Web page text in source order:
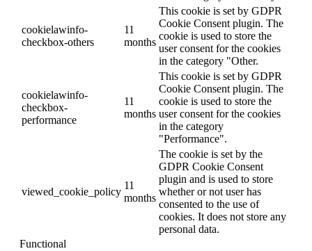
cookielawinfo-
checkbox-others
11
months
This cookie is set by GDPR
Cookie Consent plugin. The
cookie is used to store the
user consent for the cookies
in the category "Other.
cookielawinfo-
checkbox-
performance
11
months
This cookie is set by GDPR
Cookie Consent plugin. The
cookie is used to store the
user consent for the cookies
in the category
"Performance".
viewed_cookie_policy
11
months
The cookie is set by the
GDPR Cookie Consent
plugin and is used to store
whether or not user has
consented to the use of
cookies. It does not store any
personal data.
Functional